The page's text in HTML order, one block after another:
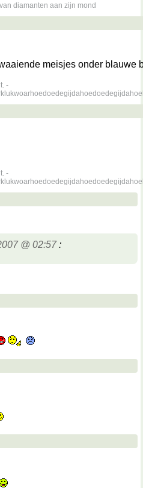
diamanten aan zijn mond
meisjes onder blauwe
-
-
@ 02:57: